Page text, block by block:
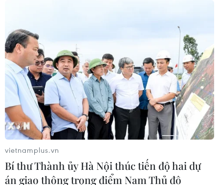
Tổng thống Ukraine Zelensky đề nghị trao
đổi tù nhân với Nga
13/04/2022 00:33
Tổng thống Ukraine đã đề nghị giao cho Nga nhà tài
phiệt thân Điện Kremlin Viktor Medvedchuk, người vừa
vietnamplus.vn
Bí thư Thành ủy Hà Nội thúc tiến độ hai dự
án giao thông trọng điểm Nam Thủ đô